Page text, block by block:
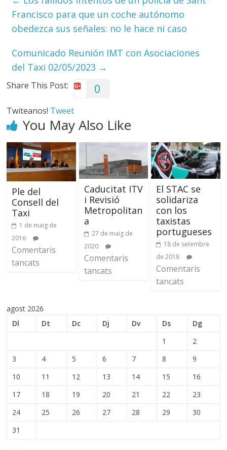
Francisco para que un coche autónomo
obedezca sus señales: no le hace ni caso
Comunicado Reunión IMT con Asociaciones
del Taxi 02/05/2023 →
Share This Post: 0
Twiteanos! Tweet
You May Also Like
Ple del
Consell del
Taxi
1 de maig de
2016
Comentaris
tancats
Caducitat ITV
i Revisió
Metropolitan
a
27 de maig de
2020
Comentaris
tancats
El STAC se
solidariza
con los
taxistas
portugueses
18 de setembre
de 2018
Comentaris
tancats
agost 2026
Dl
Dt Dc Dj Dv Ds
Dg
1
2
3
4 5 6 7 8
9
10
11 12 13 14 15
16
17
18 19 20 21 22
23
24
25 26 27 28 29
30
31